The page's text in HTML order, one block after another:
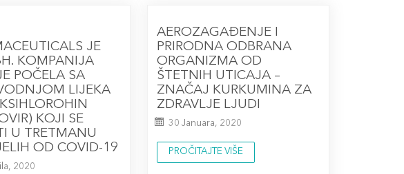
JE
KOMPANIJA
POČELA SA
LIJEKA
KOJI SE
U TRETMANU
OD COVID-19
2020
AEROZAGAĐENJE I
PRIRODNA ODBRANA
ORGANIZMA OD
ŠTETNIH UTICAJA –
ZNAČAJ KURKUMINA ZA
ZDRAVLJE LJUDI
30 Januara, 2020
PROČITAJTE VIŠE